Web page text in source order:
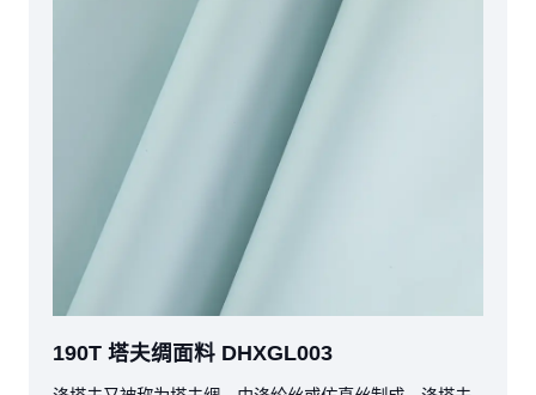
190T 塔夫绸面料 DHXGL003